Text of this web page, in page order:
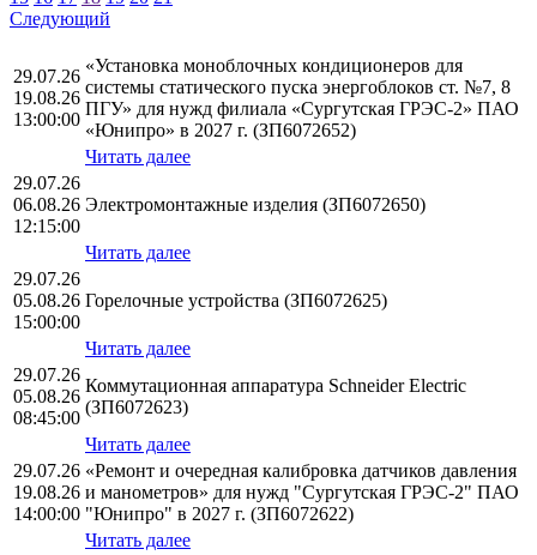
Следующий
29.07.26
19.08.26
13:00:00
«Установка моноблочных кондиционеров для
системы статического пуска энергоблоков ст. №7, 8
ПГУ» для нужд филиала «Сургутская ГРЭС-2» ПАО
«Юнипро» в 2027 г. (ЗП6072652)
Читать далее
29.07.26
06.08.26
12:15:00
Электромонтажные изделия (ЗП6072650)
Читать далее
29.07.26
05.08.26
15:00:00
Горелочные устройства (ЗП6072625)
Читать далее
29.07.26
05.08.26
08:45:00
Коммутационная аппаратура Schneider Electric
(ЗП6072623)
Читать далее
29.07.26
19.08.26
14:00:00
«Ремонт и очередная калибровка датчиков давления
и манометров» для нужд "Сургутская ГРЭС-2" ПАО
"Юнипро" в 2027 г. (ЗП6072622)
Читать далее